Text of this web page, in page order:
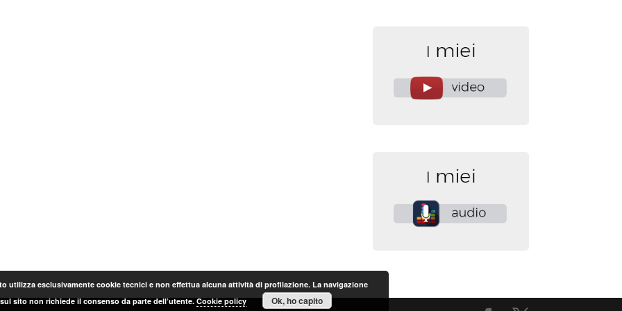
utilizza esclusivamente cookie tecnici e non effettua alcuna attività di profilazione. La navigazione
sul sito non richiede il consenso da parte dell’utente.Cookie policy Ok, ho capito